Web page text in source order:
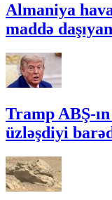
Almaniya
maddə
Tramp ABŞ-ın
üzləşdiyi